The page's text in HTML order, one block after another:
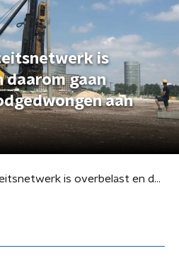
is
daarom gaan
aan
Het elektriciteitsnetwerk is overbelast en daarom gaan bedrijven noodgedwongen aan het gas